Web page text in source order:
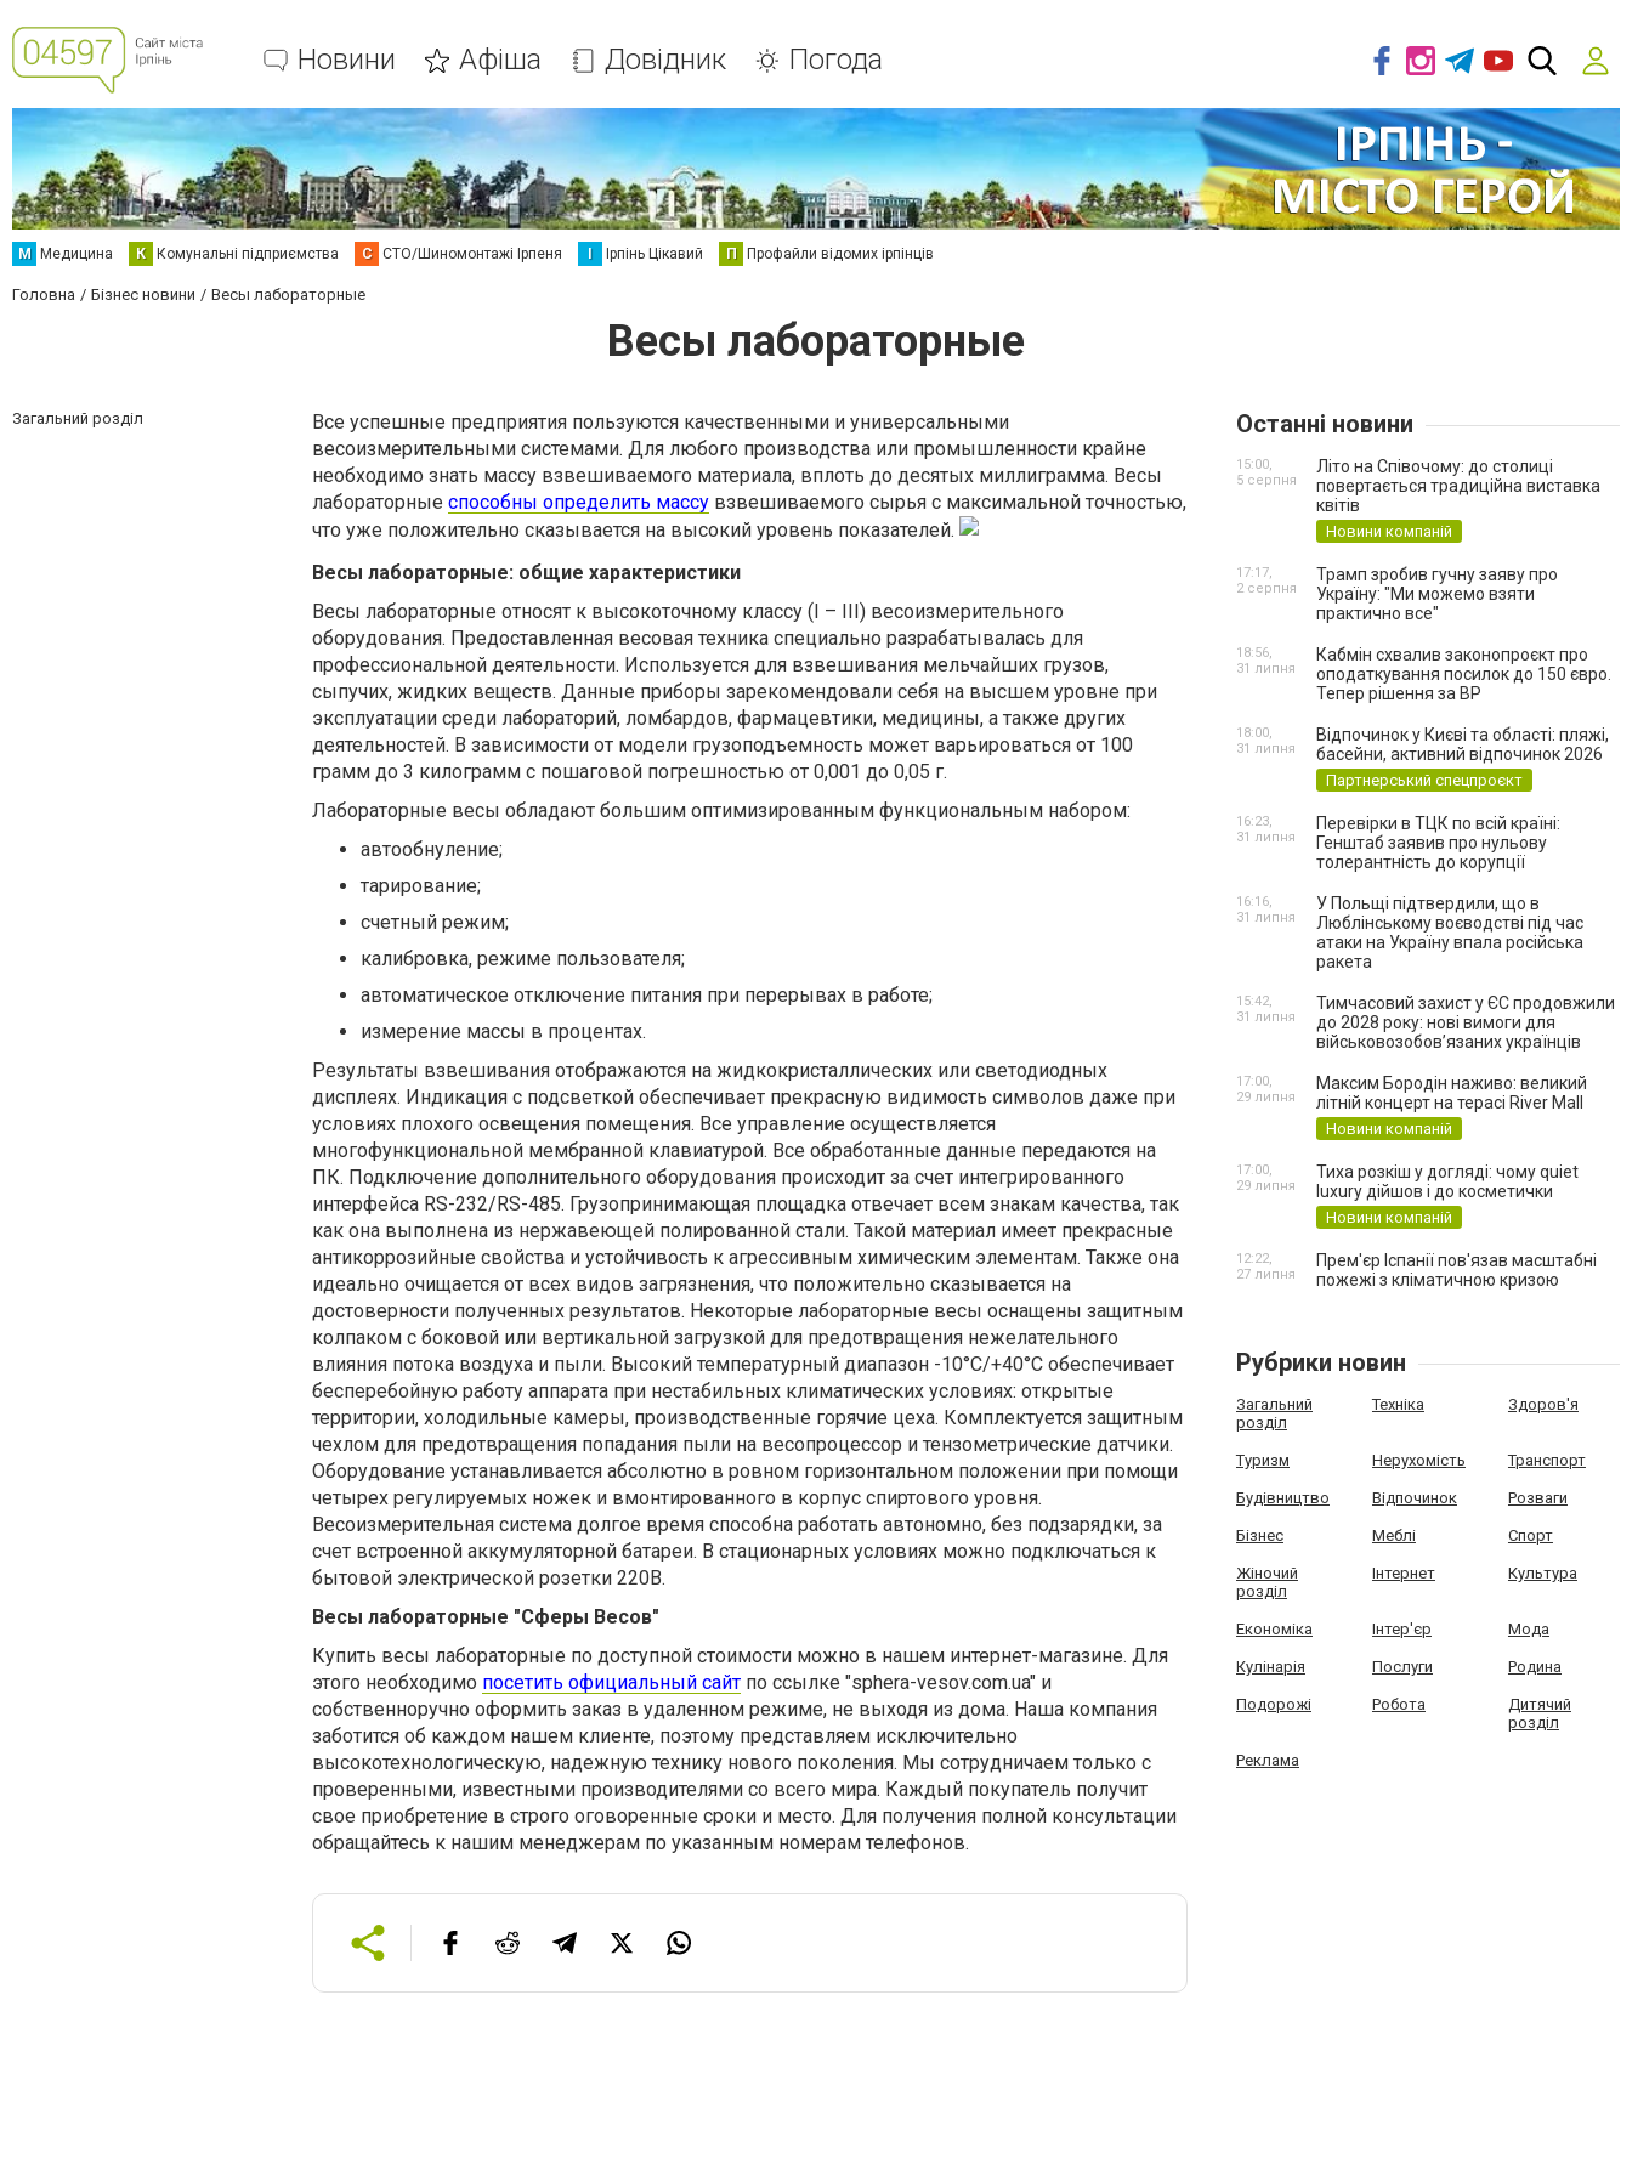
Новини Афіша Довідник Погода
М Медицина К Комунальні підприємства С СТО/Шиномонтажі Ірпеня І Ірпінь Цікавий П Профайли відомих ірпінців
Головна Бізнес новини Весы лабораторные
Весы лабораторные
Загальний розділ
Все успешные предприятия пользуются качественными и универсальными
весоизмерительными системами. Для любого производства или промышленности крайне
необходимо знать массу взвешиваемого материала, вплоть до десятых миллиграмма. Весы
лабораторные способны определить массу взвешиваемого сырья с максимальной точностью,
что уже положительно сказывается на высокий уровень показателей.
Весы лабораторные: общие характеристики
Весы лабораторные относят к высокоточному классу (I – III) весоизмерительного
оборудования. Предоставленная весовая техника специально разрабатывалась для
профессиональной деятельности. Используется для взвешивания мельчайших грузов,
сыпучих, жидких веществ. Данные приборы зарекомендовали себя на высшем уровне при
эксплуатации среди лабораторий, ломбардов, фармацевтики, медицины, а также других
деятельностей. В зависимости от модели грузоподъемность может варьироваться от 100
грамм до 3 килограмм с пошаговой погрешностью от 0,001 до 0,05 г.
Лабораторные весы обладают большим оптимизированным функциональным набором:
автообнуление;
тарирование;
счетный режим;
калибровка, режиме пользователя;
автоматическое отключение питания при перерывах в работе;
измерение массы в процентах.
Результаты взвешивания отображаются на жидкокристаллических или светодиодных
дисплеях. Индикация с подсветкой обеспечивает прекрасную видимость символов даже при
условиях плохого освещения помещения. Все управление осуществляется
многофункциональной мембранной клавиатурой. Все обработанные данные передаются на
ПК. Подключение дополнительного оборудования происходит за счет интегрированного
интерфейса RS-232/RS-485. Грузопринимающая площадка отвечает всем знакам качества, так
как она выполнена из нержавеющей полированной стали. Такой материал имеет прекрасные
антикоррозийные свойства и устойчивость к агрессивным химическим элементам. Также она
идеально очищается от всех видов загрязнения, что положительно сказывается на
достоверности полученных результатов. Некоторые лабораторные весы оснащены защитным
колпаком с боковой или вертикальной загрузкой для предотвращения нежелательного
влияния потока воздуха и пыли. Высокий температурный диапазон -10°С/+40°С обеспечивает
бесперебойную работу аппарата при нестабильных климатических условиях: открытые
территории, холодильные камеры, производственные горячие цеха. Комплектуется защитным
чехлом для предотвращения попадания пыли на весопроцессор и тензометрические датчики.
Оборудование устанавливается абсолютно в ровном горизонтальном положении при помощи
четырех регулируемых ножек и вмонтированного в корпус спиртового уровня.
Весоизмерительная система долгое время способна работать автономно, без подзарядки, за
счет встроенной аккумуляторной батареи. В стационарных условиях можно подключаться к
бытовой электрической розетки 220В.
Весы лабораторные "Сферы Весов"
Купить весы лабораторные по доступной стоимости можно в нашем интернет-магазине. Для
этого необходимо посетить официальный сайт по ссылке "sphera-vesov.com.ua" и
собственноручно оформить заказ в удаленном режиме, не выходя из дома. Наша компания
заботится об каждом нашем клиенте, поэтому представляем исключительно
высокотехнологическую, надежную технику нового поколения. Мы сотрудничаем только с
проверенными, известными производителями со всего мира. Каждый покупатель получит
свое приобретение в строго оговоренные сроки и место. Для получения полной консультации
обращайтесь к нашим менеджерам по указанным номерам телефонов.
Останні новини
Літо на Співочому: до столиці
повертається традиційна виставка
квітів
Новини компаній
15:00,
5 серпня
Трамп зробив гучну заяву про
Україну: "Ми можемо взяти
практично все"
17:17,
2 серпня
Кабмін схвалив законопроєкт про
оподаткування посилок до 150 євро.
Тепер рішення за ВР
18:56,
31 липня
Відпочинок у Києві та області: пляжі,
басейни, активний відпочинок 2026
Партнерський спецпроєкт
18:00,
31 липня
Перевірки в ТЦК по всій країні:
Генштаб заявив про нульову
толерантність до корупції
16:23,
31 липня
У Польщі підтвердили, що в
Люблінському воєводстві під час
атаки на Україну впала російська
ракета
16:16,
31 липня
Тимчасовий захист у ЄС продовжили
до 2028 року: нові вимоги для
військовозобов’язаних українців
15:42,
31 липня
Максим Бородін наживо: великий
літній концерт на терасі River Mall
Новини компаній
17:00,
29 липня
Тиха розкіш у догляді: чому quiet
luxury дійшов і до косметички
Новини компаній
17:00,
29 липня
Прем'єр Іспанії пов'язав масштабні
пожежі з кліматичною кризою
12:22,
27 липня
Рубрики новин
Загальний
розділ
Техніка Здоров'я
Туризм Нерухомість Транспорт
Будівництво Відпочинок Розваги
Бізнес Меблі Спорт
Жіночий
розділ
Інтернет Культура
Економіка Інтер'єр Мода
Кулінарія Послуги Родина
Подорожі Робота
Дитячий
розділ
Реклама